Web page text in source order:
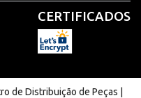
CERTIFICADOS
de Distribuição de Peças |